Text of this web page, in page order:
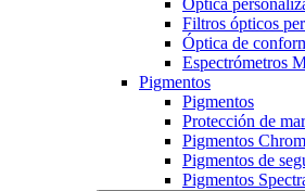
Óptica
Filtros ópticos
Óptica de
Espectrómetros
Pigmentos
Pigmentos
Protección de
Pigmentos
Pigmentos de
Pigmentos